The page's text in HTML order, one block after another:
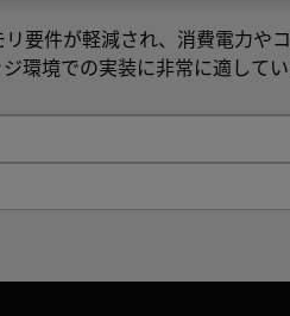
要件が軽減され、消費電力や
環境での実装に非常に適してい